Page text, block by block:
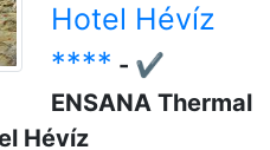
Hotel Hévíz
**** - ✔️
ENSANA Thermal
Hévíz